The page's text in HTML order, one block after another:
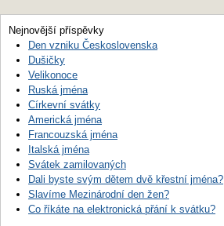
Nejnovější příspěvky
Den vzniku Československa
Dušičky
Velikonoce
Ruská jména
Církevní svátky
Americká jména
Francouzská jména
Italská jména
Svátek zamilovaných
Dali byste svým dětem dvě křestní jména?
Slavíme Mezinárodní den žen?
Co říkáte na elektronická přání k svátku?